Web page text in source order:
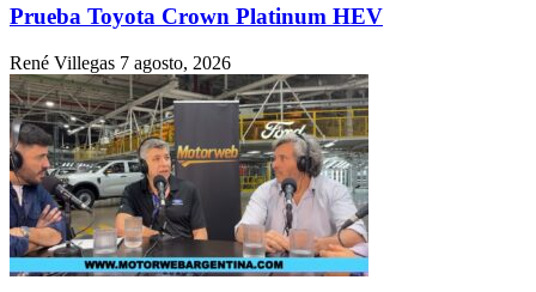
Prueba Toyota Crown Platinum HEV
René Villegas 7 agosto, 2026